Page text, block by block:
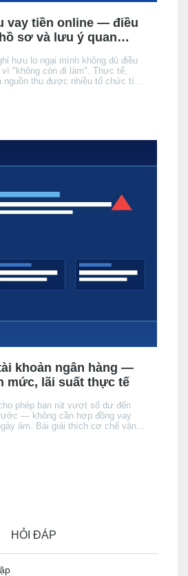
vay tiền online — điều
sơ và lưu ý quan
hưu lo ngại mình không đủ điều
vì "không còn đi làm". Thực tế,
nguồn thu được nhiều tổ chức tín
khoản ngân hàng —
mức, lãi suất thực tế
phép bạn rút vượt số dư đến
— không cần hợp đồng vay
âm. Bài giải thích cơ chế vận
HỎI ĐÁP